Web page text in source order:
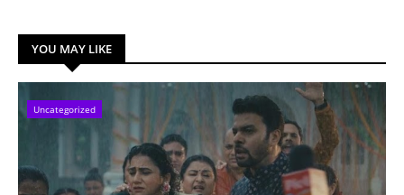
YOU MAY LIKE
Uncategorized